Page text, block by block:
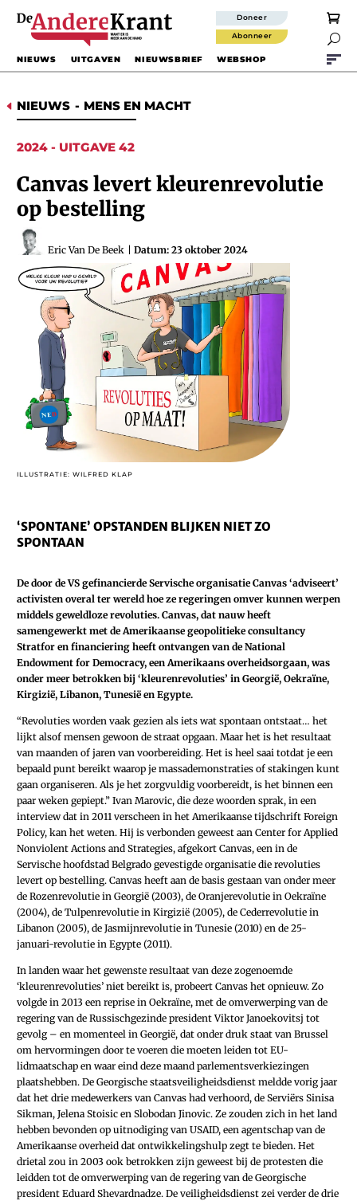
Doneer
Abonneer 
NIEUWS UITGAVEN NIEUWSBRIEF WEBSHOP
D NIEUWS - MENS EN MACHT
2024 - UITGAVE 42
Canvas levert kleurenrevolutie
op bestelling
Eric Van De Beek Datum: 23 oktober 2024
ILLUSTRATIE: WILFRED KLAP
‘SPONTANE’ OPSTANDEN BLIJKEN NIET ZO
SPONTAAN
De door de VS gefinancierde Servische organisatie Canvas ‘adviseert’
activisten overal ter wereld hoe ze regeringen omver kunnen werpen
middels geweldloze revoluties. Canvas, dat nauw heeft
samengewerkt met de Amerikaanse geopolitieke consultancy
Stratfor en financiering heeft ontvangen van de National
Endowment for Democracy, een Amerikaans overheidsorgaan, was
onder meer betrokken bij ‘kleurenrevoluties’ in Georgië, Oekraïne,
Kirgizië, Libanon, Tunesië en Egypte.
“Revoluties worden vaak gezien als iets wat spontaan ontstaat… het
lijkt alsof mensen gewoon de straat opgaan. Maar het is het resultaat
van maanden of jaren van voorbereiding. Het is heel saai totdat je een
bepaald punt bereikt waarop je massademonstraties of stakingen kunt
gaan organiseren. Als je het zorgvuldig voorbereidt, is het binnen een
paar weken gepiept.” Ivan Marovic, die deze woorden sprak, in een
interview dat in 2011 verscheen in het Amerikaanse tijdschrift Foreign
Policy, kan het weten. Hij is verbonden geweest aan Center for Applied
Nonviolent Actions and Strategies, afgekort Canvas, een in de
Servische hoofdstad Belgrado gevestigde organisatie die revoluties
levert op bestelling. Canvas heeft aan de basis gestaan van onder meer
de Rozenrevolutie in Georgië (2003), de Oranjerevolutie in Oekraïne
(2004), de Tulpenrevolutie in Kirgizië (2005), de Cederrevolutie in
Libanon (2005), de Jasmijnrevolutie in Tunesie (2010) en de 25-
januari-revolutie in Egypte (2011).
In landen waar het gewenste resultaat van deze zogenoemde
‘kleurenrevoluties’ niet bereikt is, probeert Canvas het opnieuw. Zo
volgde in 2013 een reprise in Oekraïne, met de omverwerping van de
regering van de Russischgezinde president Viktor Janoekovitsj tot
gevolg – en momenteel in Georgië, dat onder druk staat van Brussel
om hervormingen door te voeren die moeten leiden tot EU-
lidmaatschap en waar eind deze maand parlementsverkiezingen
plaatshebben. De Georgische staatsveiligheidsdienst meldde vorig jaar
dat het drie medewerkers van Canvas had verhoord, de Serviërs Sinisa
Sikman, Jelena Stoisic en Slobodan Jinovic. Ze zouden zich in het land
hebben bevonden op uitnodiging van USAID, een agentschap van de
Amerikaanse overheid dat ontwikkelingshulp zegt te bieden. Het
drietal zou in 2003 ook betrokken zijn geweest bij de protesten die
leidden tot de omverwerping van de regering van de Georgische
president Eduard Shevardnadze. De veiligheidsdienst zei verder de drie